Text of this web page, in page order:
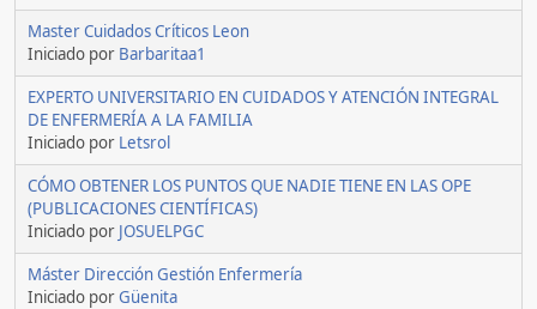
Master Cuidados Críticos Leon
Iniciado por Barbaritaa1
EXPERTO UNIVERSITARIO EN CUIDADOS Y ATENCIÓN INTEGRAL
DE ENFERMERÍA A LA FAMILIA
Iniciado por Letsrol
CÓMO OBTENER LOS PUNTOS QUE NADIE TIENE EN LAS OPE
(PUBLICACIONES CIENTÍFICAS)
Iniciado por JOSUELPGC
Máster Dirección Gestión Enfermería
Iniciado porGüenita